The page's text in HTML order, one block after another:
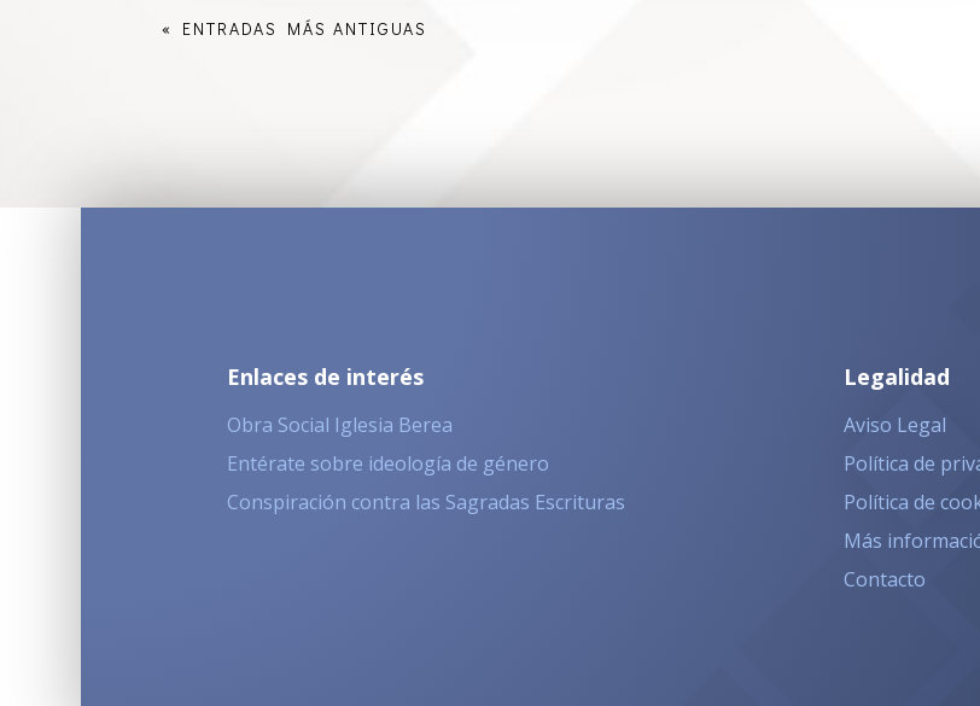
« ENTRADAS MÁS ANTIGUAS
Enlaces de interés
Obra Social Iglesia Berea
Entérate sobre ideología de género
Conspiración contra las Sagradas Escrituras
Legalidad
Aviso Legal
Política de
Política de
Más
Contacto